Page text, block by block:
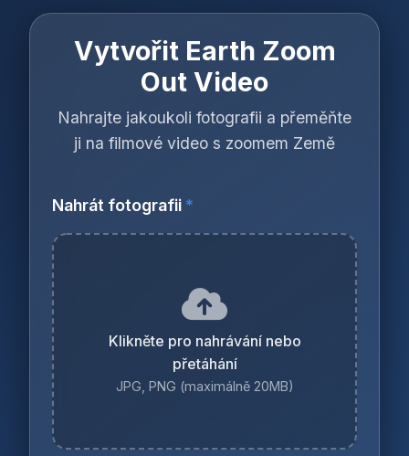
Vytvořit Earth Zoom
Out Video
Nahrajte jakoukoli fotografii a přeměňte
ji na filmové video s zoomem Země
Nahrát fotografii *
Klikněte pro nahrávání nebo
přetáhání
JPG, PNG (maximálně 20MB)